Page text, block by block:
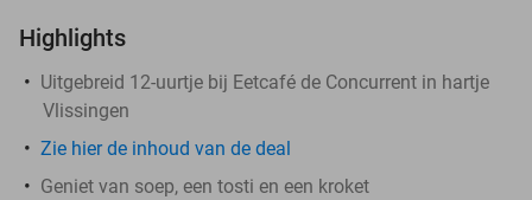
Highlights
Uitgebreid 12-uurtje bij Eetcafé de Concurrent in hartje
Vlissingen
Zie hier de inhoud van de deal
Geniet van soep, een tosti en een kroket